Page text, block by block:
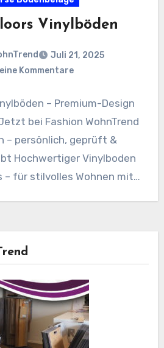
Vinylböden
Juli 21, 2025
Kommentare
– Premium-Design
bei Fashion WohnTrend
– persönlich, geprüft &
Hochwertiger Vinylboden
– für stilvolles Wohnen mit…